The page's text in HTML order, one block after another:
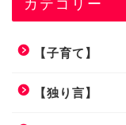
【子育て】
【独り言】